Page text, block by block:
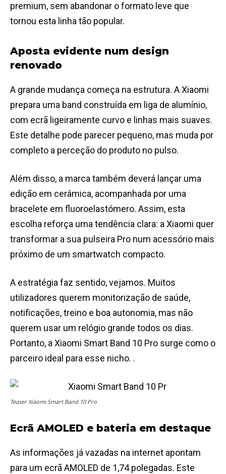
premium, sem abandonar o formato leve que
tornou esta linha tão popular.
Aposta evidente num design
renovado
A grande mudança começa na estrutura. A Xiaomi
prepara uma band construída em liga de alumínio,
com ecrã ligeiramente curvo e linhas mais suaves.
Este detalhe pode parecer pequeno, mas muda por
completo a perceção do produto no pulso.
Além disso, a marca também deverá lançar uma
edição em cerâmica, acompanhada por uma
bracelete em fluoroelastómero. Assim, esta
escolha reforça uma tendência clara: a Xiaomi quer
transformar a sua pulseira Pro num acessório mais
próximo de um smartwatch compacto.
A estratégia faz sentido, vejamos. Muitos
utilizadores querem monitorização de saúde,
notificações, treino e boa autonomia, mas não
querem usar um relógio grande todos os dias.
Portanto, a Xiaomi Smart Band 10 Pro surge como o
parceiro ideal para esse nicho. .
Teaser Xiaomi Smart Band 10 Pro
Ecrã AMOLED e bateria em destaque
As informações já vazadas na internet apontam
para um ecrã AMOLED de 1,74 polegadas. Este